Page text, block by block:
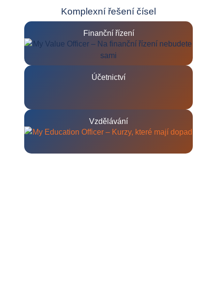
Komplexní řešení čísel
Finanční řízení
Účetnictví
Vzdělávání